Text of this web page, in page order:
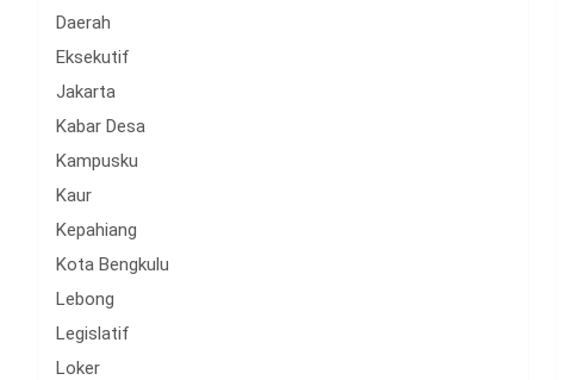
Daerah
Eksekutif
Jakarta
Kabar Desa
Kampusku
Kaur
Kepahiang
Kota Bengkulu
Lebong
Legislatif
Loker